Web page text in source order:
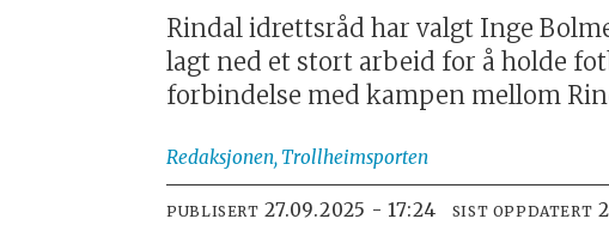
Rindal idrettsråd har valgt Inge
lagt ned et stort arbeid for å holde
forbindelse med kampen mellom
Redaksjonen, Trollheimsporten
PUBLISERT 27.09.2025 - 17:24 SIST OPPDATERT